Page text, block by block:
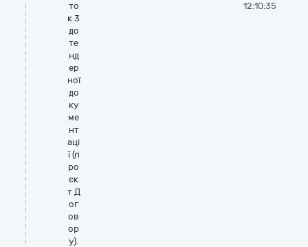
то
к 3
до
те
нд
ер
ної
до
ку
ме
нт
аці
ї (п
ро
єк
т Д
ог
ов
ор
у).
12:10:35